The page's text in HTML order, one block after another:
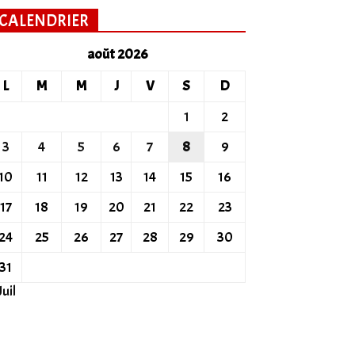
CALENDRIER
août 2026
L
M M J V S
D
1
2
3
4 5 6 7 8
9
11 12 13 14 15
16
17
18 19 20 21 22
23
25 26 27 28 29
30
31